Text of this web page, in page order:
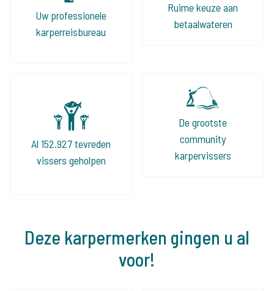
Uw professionele
karperreisbureau
Ruime keuze aan
betaalwateren
Al 152.927 tevreden
vissers geholpen
De grootste
community
karpervissers
Deze karpermerken gingen u al
voor!